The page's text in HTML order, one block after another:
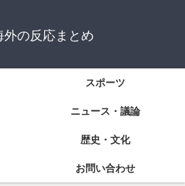
外の反応まとめ
スポーツ
ニュース・議論
歴史・文化
お問い合わせ